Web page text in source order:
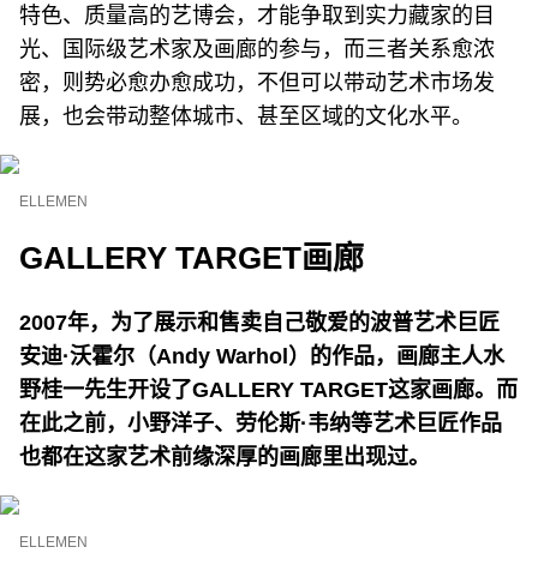
特色、质量高的艺博会，才能争取到实力藏家的目
光、国际级艺术家及画廊的参与，而三者关系愈浓
密，则势必愈办愈成功，不但可以带动艺术市场发
展，也会带动整体城市、甚至区域的文化水平。
ELLEMEN
GALLERY TARGET画廊
2007年，为了展示和售卖自己敬爱的波普艺术巨匠
安迪·沃霍尔（Andy Warhol）的作品，画廊主人水
野桂一先生开设了GALLERY TARGET这家画廊。而
在此之前，小野洋子、劳伦斯·韦纳等艺术巨匠作品
也都在这家艺术前缘深厚的画廊里出现过。
ELLEMEN